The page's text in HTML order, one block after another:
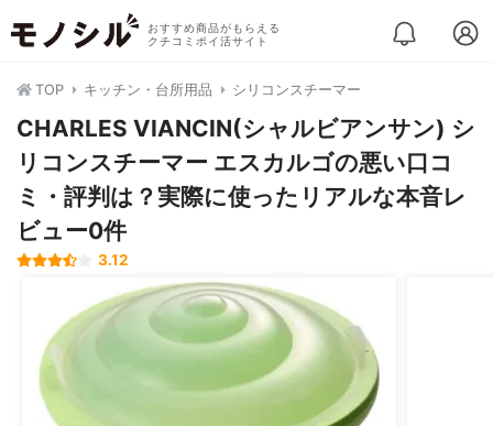
おすすめ商品がもらえる
クチコミポイ活サイト
TOP キッチン・台所用品 シリコンスチーマー
CHARLES VIANCIN(シャルビアンサン) シ
リコンスチーマー エスカルゴの悪い口コ
ミ・評判は？実際に使ったリアルな本音レ
ビュー0件
3.12